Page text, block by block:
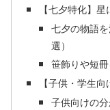
【七夕特化】
七夕の物語
選）
笹飾りや短
【子供・学生
子供向けの